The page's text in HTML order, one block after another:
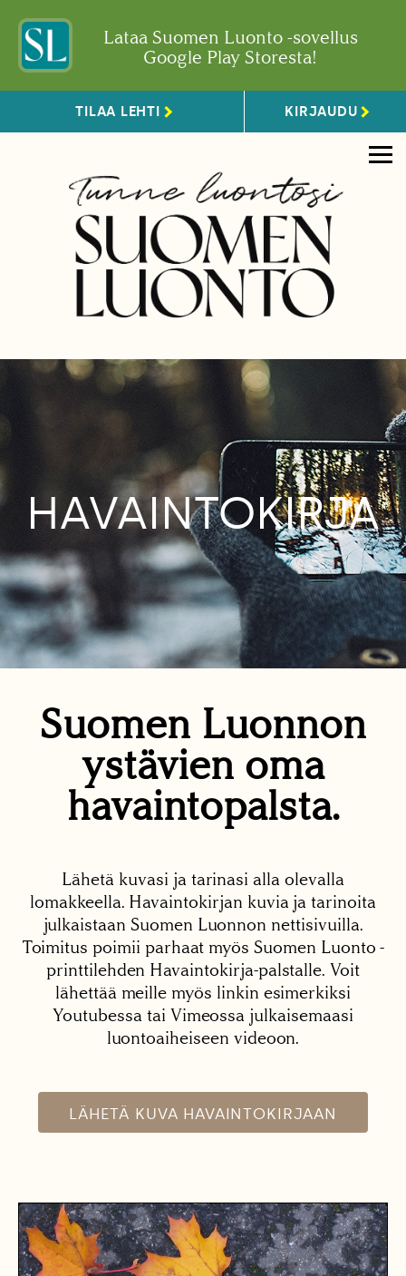
Lataa Suomen Luonto -sovellus
Google Play Storesta!
TILAA LEHTI KIRJAUDU
HAVAINTOKIRJA
Suomen Luonnon
ystävien oma
havaintopalsta.
Lähetä kuvasi ja tarinasi alla olevalla
lomakkeella. Havaintokirjan kuvia ja tarinoita
julkaistaan Suomen Luonnon nettisivuilla.
Toimitus poimii parhaat myös Suomen Luonto -
printtilehden Havaintokirja-palstalle. Voit
lähettää meille myös linkin esimerkiksi
Youtubessa tai Vimeossa julkaisemaasi
luontoaiheiseen videoon.
LÄHETÄ KUVA HAVAINTOKIRJAAN